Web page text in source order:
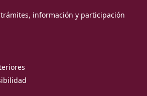
información y participación